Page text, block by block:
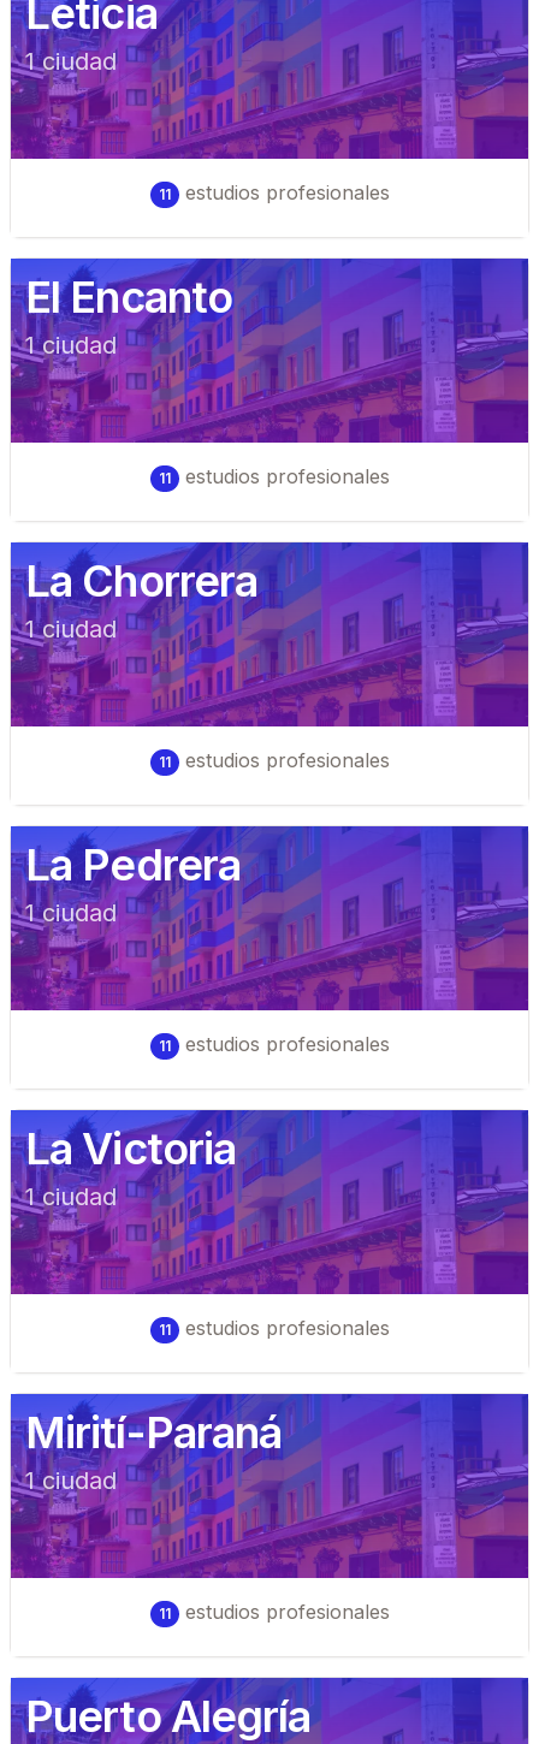
Leticia
1ciudad
11 estudios profesionales
El Encanto
1ciudad
11 estudios profesionales
La Chorrera
1ciudad
11 estudios profesionales
La Pedrera
1ciudad
11 estudios profesionales
La Victoria
1ciudad
11 estudios profesionales
Mirití-Paraná
1ciudad
11 estudios profesionales
Puerto Alegría